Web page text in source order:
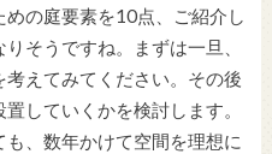
の庭要素を10点、ご紹介し
そうですね。まずは一旦、
えてみてください。その後
していくかを検討します。
、数年かけて空間を理想に